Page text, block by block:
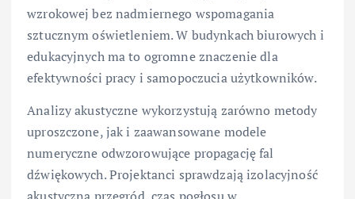
wzrokowej bez nadmiernego wspomagania
sztucznym oświetleniem. W budynkach biurowych i
edukacyjnych ma to ogromne znaczenie dla
efektywności pracy i samopoczucia użytkowników.
Analizy akustyczne wykorzystują zarówno metody
uproszczone, jak i zaawansowane modele
numeryczne odwzorowujące propagację fal
dźwiękowych. Projektanci sprawdzają izolacyjność